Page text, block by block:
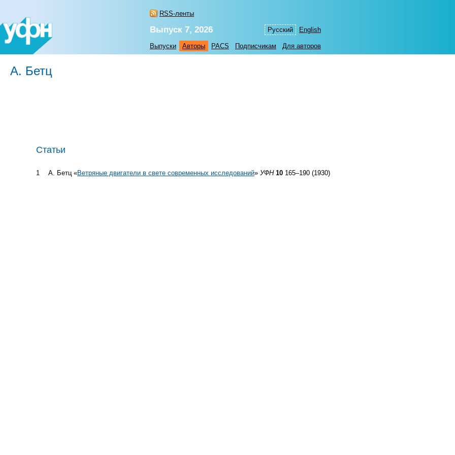
RSS-ленты
Русский English
Выпуск 7, 2026
Выпуски Авторы PACS Подписчикам Для авторов
А. Бетц
Статьи
1 А. Бетц «Ветряные двигатели в свете современных исследований» УФН 10 165–190 (1930)